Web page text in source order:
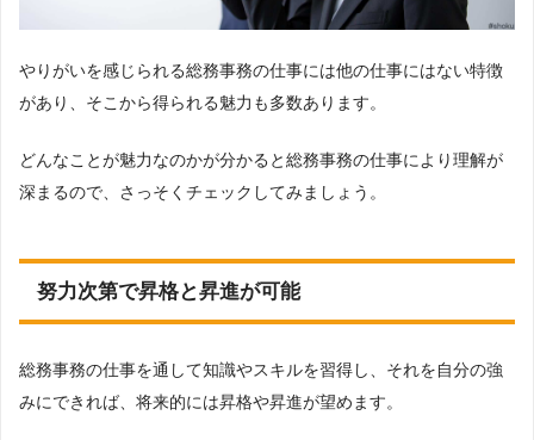
やりがいを感じられる総務事務の仕事には他の仕事にはない特徴
があり、そこから得られる魅力も多数あります。
どんなことが魅力なのかが分かると総務事務の仕事により理解が
深まるので、さっそくチェックしてみましょう。
努力次第で昇格と昇進が可能
総務事務の仕事を通して知識やスキルを習得し、それを自分の強
みにできれば、将来的には昇格や昇進が望めます。